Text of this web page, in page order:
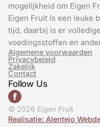
mogelijkheid om Eigen
Eigen Fruit is een leuke
tijd, daarbij is er
voedingsstoffen en
Algemene voorwaarden
Privacybeleid
Zakelijk
Contact
Follow Us
© 2026 Eigen Fruit
Realisatie: Alentejo